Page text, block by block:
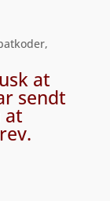
at
sendt
at